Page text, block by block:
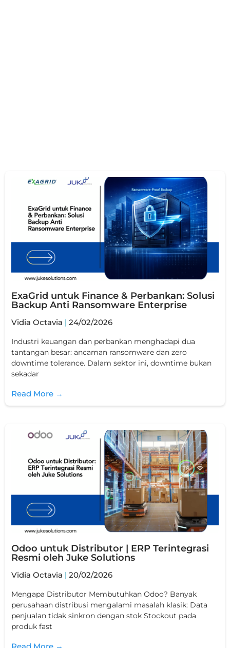
ExaGrid untuk Finance & Perbankan: Solusi
Backup Anti Ransomware Enterprise
Vidia Octavia 24/02/2026
Industri keuangan dan perbankan menghadapi dua
tantangan besar: ancaman ransomware dan zero
downtime tolerance. Dalam sektor ini, downtime bukan
sekadar
Read More →
Odoo untuk Distributor | ERP Terintegrasi
Resmi oleh Juke Solutions
Vidia Octavia 20/02/2026
Mengapa Distributor Membutuhkan Odoo? Banyak
perusahaan distribusi mengalami masalah klasik: Data
penjualan tidak sinkron dengan stok Stockout pada
produk fast